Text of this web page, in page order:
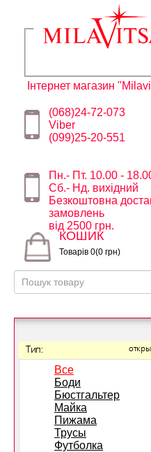
Інтернет магазин
(068)24-72-073
Viber
(099)25-20-551
Пн.- Пт. 10.00 -
Сб.- Нд. вихідний
Безкоштовна
замовлень
від 2500 грн.
КОШИК
Товарів 0(0 грн)
Тип:
Все
Боди
Бюстгальтер
Майка
Пижама
Трусы
Футболка